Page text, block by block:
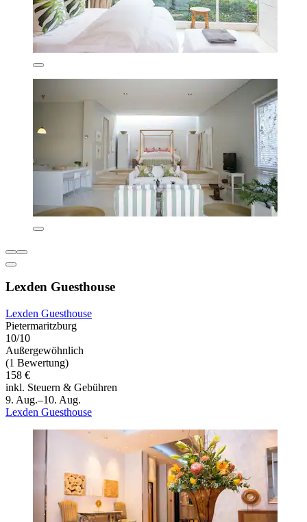
Lexden Guesthouse
Lexden Guesthouse
Pietermaritzburg
10/10
Außergewöhnlich
(1 Bewertung)
158 €
inkl. Steuern & Gebühren
9. Aug.–10. Aug.
Lexden Guesthouse